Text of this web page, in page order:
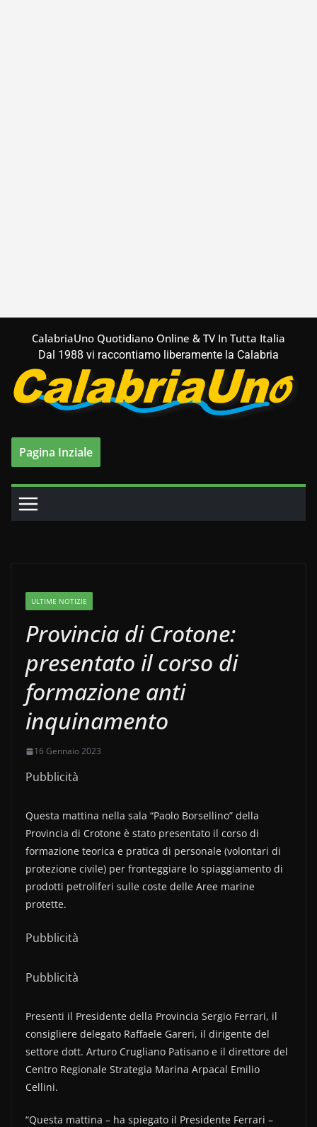
contenuto
CalabriaUno Quotidiano Online & TV In Tutta Italia
Dal 1988 vi raccontiamo liberamente la Calabria
Pagina Inziale
ULTIME NOTIZIE
Provincia di Crotone:
presentato il corso di
formazione anti
inquinamento
16 Gennaio 2023
Pubblicità
Questa mattina nella sala “Paolo Borsellino” della
Provincia di Crotone è stato presentato il corso di
formazione teorica e pratica di personale (volontari di
protezione civile) per fronteggiare lo spiaggiamento di
prodotti petroliferi sulle coste delle Aree marine
protette.
Pubblicità
Pubblicità
Presenti il Presidente della Provincia Sergio Ferrari, il
consigliere delegato Raffaele Gareri, il dirigente del
settore dott. Arturo Crugliano Patisano e il direttore del
Centro Regionale Strategia Marina Arpacal Emilio
Cellini.
“Questa mattina – ha spiegato il Presidente Ferrari –